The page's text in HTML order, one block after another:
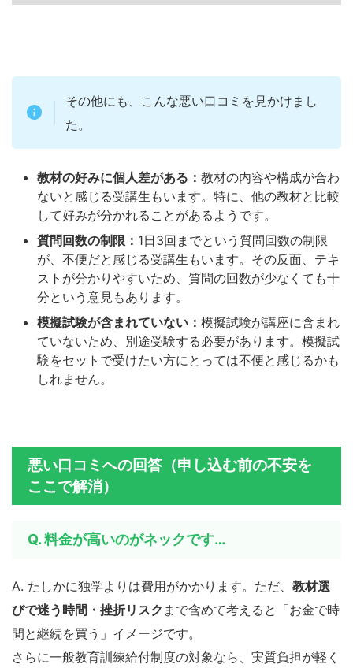
その他にも、こんな悪い口コミを見かけまし
た。
教材の好みに個人差がある： 教材の内容や構成が合わ
ないと感じる受講生もいます。特に、他の教材と比較
して好みが分かれることがあるようです。
質問回数の制限： 1日3回までという質問回数の制限
が、不便だと感じる受講生もいます。その反面、テキ
ストが分かりやすいため、質問の回数が少なくても十
分という意見もあります。
模擬試験が含まれていない： 模擬試験が講座に含まれ
ていないため、別途受験する必要があります。模擬試
験をセットで受けたい方にとっては不便と感じるかも
しれません。
悪い口コミへの回答（申し込む前の不安を
ここで解消）
Q. 料金が高いのがネックです…
A. たしかに独学よりは費用がかかります。ただ、 教材選
びで迷う時間・挫折リスク まで含めて考えると「お金で時
間と継続を買う」イメージです。
さらに一般教育訓練給付制度の対象なら、実質負担が軽く